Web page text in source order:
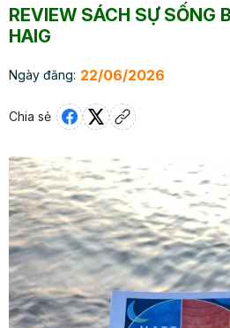
REVIEW SÁCH SỰ SỐNG
HAIG
Ngày đăng: 22/06/2026
Chia sẻ